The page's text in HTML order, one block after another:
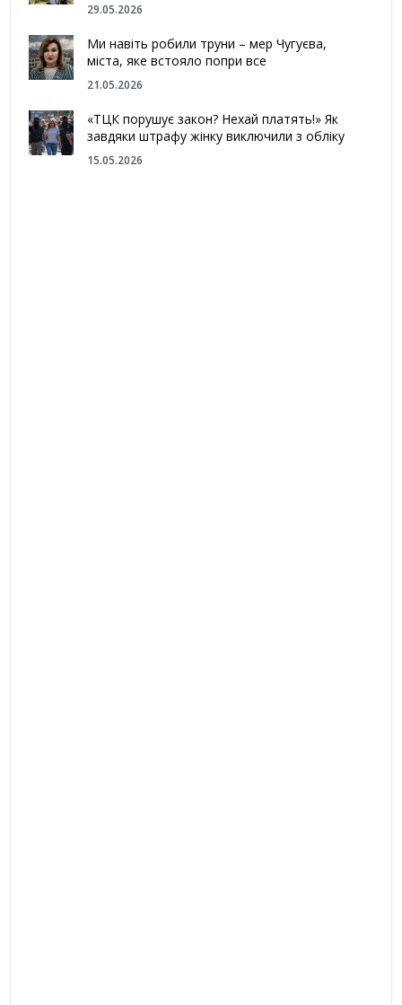
29.05.2026
Ми навіть робили труни – мер Чугуєва,
міста, яке встояло попри все
21.05.2026
«ТЦК порушує закон? Нехай платять!» Як
завдяки штрафу жінку виключили з обліку
15.05.2026